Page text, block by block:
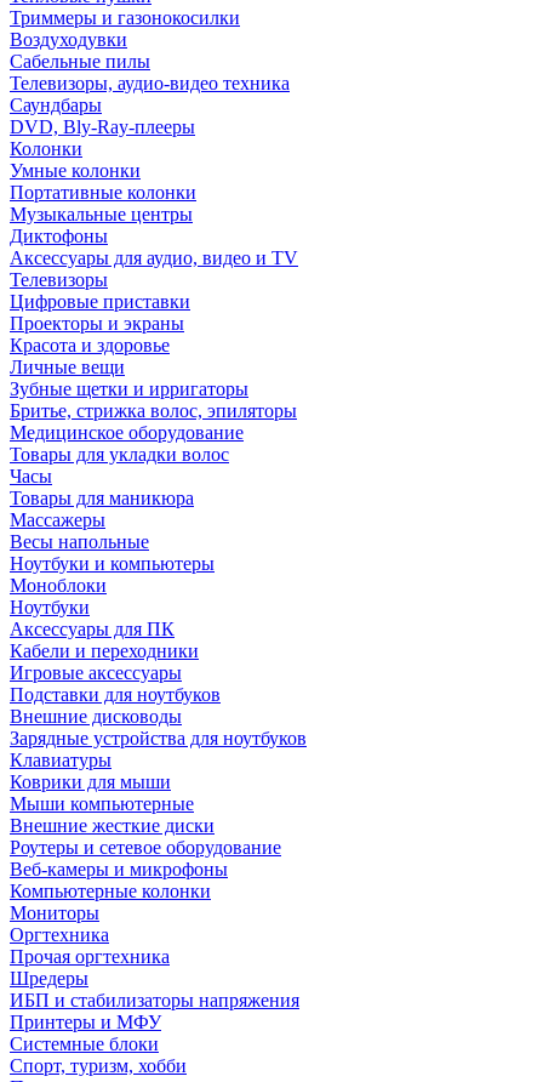
Триммеры и газонокосилки
Воздуходувки
Сабельные пилы
Телевизоры, аудио-видео техника
Саундбары
DVD, Bly-Ray-плееры
Колонки
Умные колонки
Портативные колонки
Музыкальные центры
Диктофоны
Аксессуары для аудио, видео и TV
Телевизоры
Цифровые приставки
Проекторы и экраны
Красота и здоровье
Личные вещи
Зубные щетки и ирригаторы
Бритье, стрижка волос, эпиляторы
Медицинское оборудование
Товары для укладки волос
Часы
Товары для маникюра
Массажеры
Весы напольные
Ноутбуки и компьютеры
Моноблоки
Ноутбуки
Аксессуары для ПК
Кабели и переходники
Игровые аксессуары
Подставки для ноутбуков
Внешние дисководы
Зарядные устройства для ноутбуков
Клавиатуры
Коврики для мыши
Мыши компьютерные
Внешние жесткие диски
Роутеры и сетевое оборудование
Веб-камеры и микрофоны
Компьютерные колонки
Мониторы
Оргтехника
Прочая оргтехника
Шредеры
ИБП и стабилизаторы напряжения
Принтеры и МФУ
Системные блоки
Спорт, туризм, хобби